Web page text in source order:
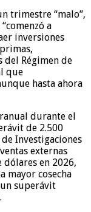
trimestre “malo”,
a
inversiones
Régimen de
que
hasta ahora
durante el
de 2.500
Investigaciones
externas
en 2026,
mayor cosecha
superávit